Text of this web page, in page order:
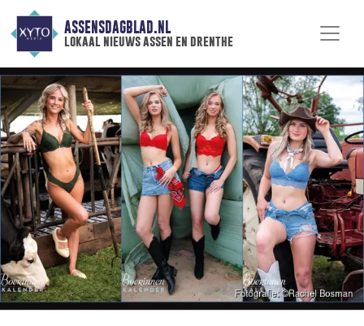
ASSENSDAGBLAD.NL
lokaal nieuws assen en drenthe